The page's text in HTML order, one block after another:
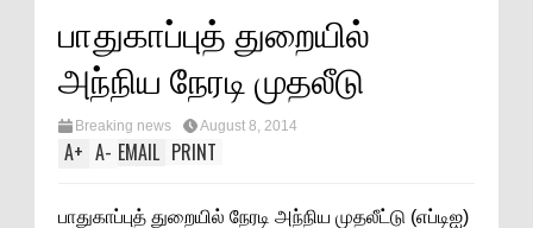
பாதுகாப்புத் துறையில்
அந்நிய நேரடி முதலீடு
Breaking news August 8, 2014
A+ A- EMAIL PRINT
பாதுகாப்புத் துறையில் நேரடி அந்நிய முதலீட்டு (எப்டிஐ)